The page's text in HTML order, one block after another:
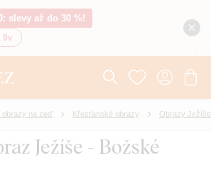
slevy až do 30 %!
8v
obrazy na zeď Křesťanské obrazy Obrazy Ježíše
Ježíše - Božské